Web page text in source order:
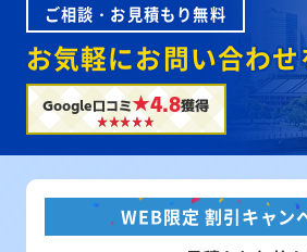
ご相談・お見積もり無料
お気軽にお問い合わ
Google口コミ★4.8獲得
WEB限定 割引キャン